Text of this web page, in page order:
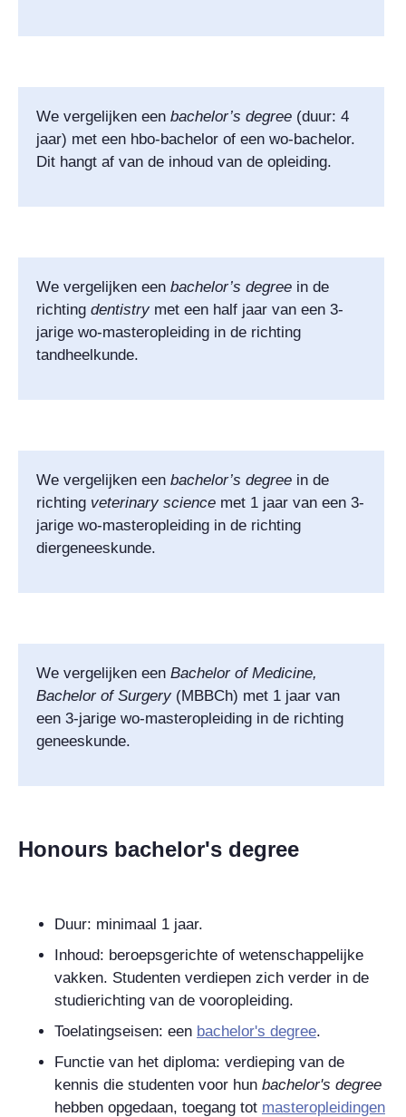
We vergelijken een bachelor’s degree (duur: 4
jaar) met een hbo-bachelor of een wo-bachelor.
Dit hangt af van de inhoud van de opleiding.
We vergelijken een bachelor’s degree in de
richting dentistry met een half jaar van een 3-
jarige wo-masteropleiding in de richting
tandheelkunde.
We vergelijken een bachelor’s degree in de
richting veterinary science met 1 jaar van een 3-
jarige wo-masteropleiding in de richting
diergeneeskunde.
We vergelijken een Bachelor of Medicine,
Bachelor of Surgery (MBBCh) met 1 jaar van
een 3-jarige wo-masteropleiding in de richting
geneeskunde.
Honours bachelor's degree
Duur: minimaal 1 jaar.
Inhoud: beroepsgerichte of wetenschappelijke
vakken. Studenten verdiepen zich verder in de
studierichting van de vooropleiding.
Toelatingseisen: een bachelor's degree.
Functie van het diploma: verdieping van de
kennis die studenten voor hun bachelor's degree
hebben opgedaan, toegang tot masteropleidingen